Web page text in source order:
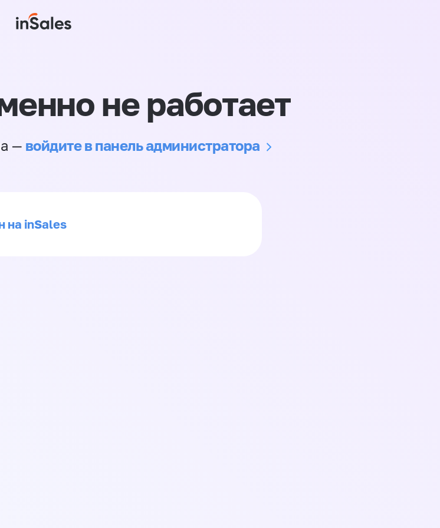
не работает
— войдите в панель администратора
на inSales